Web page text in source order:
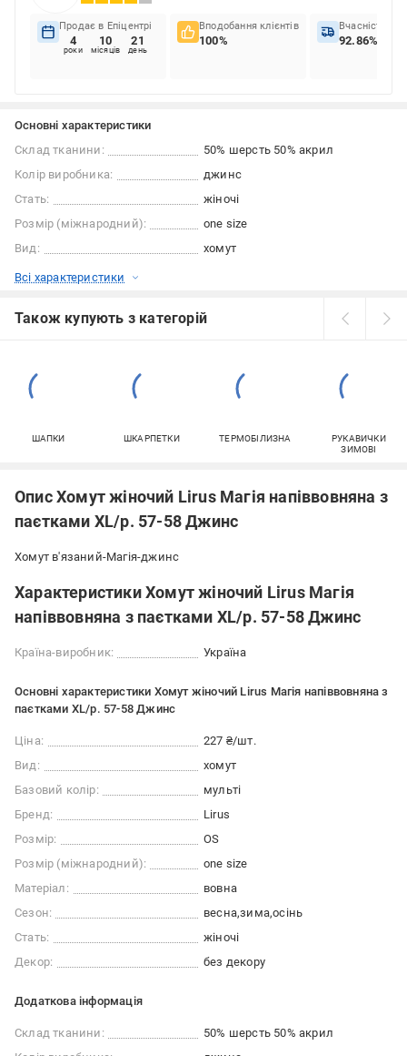
Продає в Епіцентрі
4
роки
10
місяців
21
день
Вподобання клієнтів
100%
Вчасність
92.86%
Основні характеристики
Склад тканини:
50% шерсть 50% акрил
Колір виробника:
джинс
Стать:
жіночі
Розмір (міжнародний):
one size
Вид:
хомут
Всі характеристики
Також купують з категорій
ШАПКИ ШКАРПЕТКИ ТЕРМОБІЛИЗНА
РУКАВИЧКИ
ЗИМОВІ
Опис Хомут жіночий Lirus Магія напіввовняна з
паєтками ХL/р. 57-58 Джинс
Хомут в'язаний-Магія-джинс
Характеристики Хомут жіночий Lirus Магія
напіввовняна з паєтками ХL/р. 57-58 Джинс
Країна-виробник: Україна
Основні характеристики Хомут жіночий Lirus Магія напіввовняна з
паєтками ХL/р. 57-58 Джинс
Ціна:
227 ₴/шт.
Вид:
хомут
Базовий колір:
мульті
Бренд:
Lirus
Розмір:
OS
Розмір (міжнародний):
one size
Матеріал:
вовна
Сезон:
весна зима осінь
Стать:
жіночі
Декор:
без декору
Додаткова інформація
Склад тканини:
50% шерсть 50% акрил